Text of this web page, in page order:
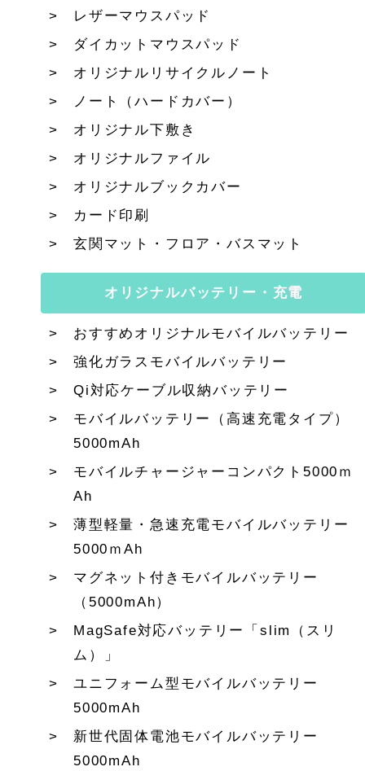
レザーマウスパッド
ダイカットマウスパッド
オリジナルリサイクルノート
ノート（ハードカバー）
オリジナル下敷き
オリジナルファイル
オリジナルブックカバー
カード印刷
玄関マット・フロア・バスマット
オリジナルバッテリー・充電
おすすめオリジナルモバイルバッテリー
強化ガラスモバイルバッテリー
Qi対応ケーブル収納バッテリー
モバイルバッテリー（高速充電タイプ）
5000mAh
モバイルチャージャーコンパクト5000ｍ
Ah
薄型軽量・急速充電モバイルバッテリー
5000ｍAh
マグネット付きモバイルバッテリー
（5000mAh）
MagSafe対応バッテリー「slim（スリ
ム）」
ユニフォーム型モバイルバッテリー
5000mAh
新世代固体電池モバイルバッテリー
5000mAh